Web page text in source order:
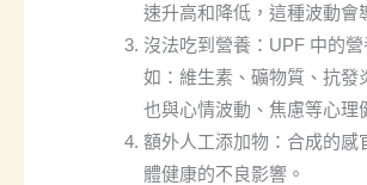
速升高和降低，這種波動會
沒法吃到營養：UPF 中的
如：維生素、礦物質、抗發
也與心情波動、焦慮等心理
額外人工添加物：合成的感
體健康的不良影響。